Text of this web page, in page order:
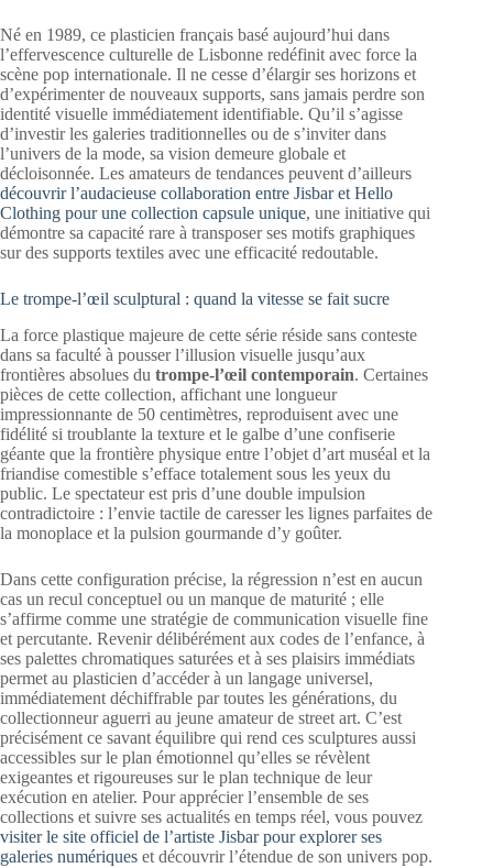
Né en 1989, ce plasticien français basé aujourd’hui dans
l’effervescence culturelle de Lisbonne redéfinit avec force la
scène pop internationale. Il ne cesse d’élargir ses horizons et
d’expérimenter de nouveaux supports, sans jamais perdre son
identité visuelle immédiatement identifiable. Qu’il s’agisse
d’investir les galeries traditionnelles ou de s’inviter dans
l’univers de la mode, sa vision demeure globale et
décloisonnée. Les amateurs de tendances peuvent d’ailleurs
découvrir l’audacieuse collaboration entre Jisbar et Hello
Clothing pour une collection capsule unique, une initiative qui
démontre sa capacité rare à transposer ses motifs graphiques
sur des supports textiles avec une efficacité redoutable.
Le trompe-l’œil sculptural : quand la vitesse se fait sucre
La force plastique majeure de cette série réside sans conteste
dans sa faculté à pousser l’illusion visuelle jusqu’aux
frontières absolues du trompe-l’œil contemporain. Certaines
pièces de cette collection, affichant une longueur
impressionnante de 50 centimètres, reproduisent avec une
fidélité si troublante la texture et le galbe d’une confiserie
géante que la frontière physique entre l’objet d’art muséal et la
friandise comestible s’efface totalement sous les yeux du
public. Le spectateur est pris d’une double impulsion
contradictoire : l’envie tactile de caresser les lignes parfaites de
la monoplace et la pulsion gourmande d’y goûter.
Dans cette configuration précise, la régression n’est en aucun
cas un recul conceptuel ou un manque de maturité ; elle
s’affirme comme une stratégie de communication visuelle fine
et percutante. Revenir délibérément aux codes de l’enfance, à
ses palettes chromatiques saturées et à ses plaisirs immédiats
permet au plasticien d’accéder à un langage universel,
immédiatement déchiffrable par toutes les générations, du
collectionneur aguerri au jeune amateur de street art. C’est
précisément ce savant équilibre qui rend ces sculptures aussi
accessibles sur le plan émotionnel qu’elles se révèlent
exigeantes et rigoureuses sur le plan technique de leur
exécution en atelier. Pour apprécier l’ensemble de ses
collections et suivre ses actualités en temps réel, vous pouvez
visiter le site officiel de l’artiste Jisbar pour explorer ses
galeries numériques et découvrir l’étendue de son univers pop.